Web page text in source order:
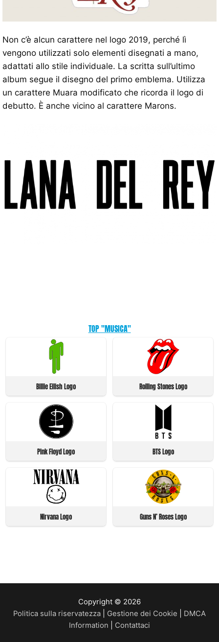
Non c’è alcun carattere nel logo 2019, perché lì
vengono utilizzati solo elementi disegnati a mano,
adattati allo stile individuale. La scritta sull’ultimo
album segue il disegno del primo emblema. Utilizza
un carattere Muara modificato che ricorda il logo di
debutto. È anche vicino al carattere Marons.
TOP "MUSICA"
Billie Eilish Logo Rolling Stones Logo
Pink Floyd Logo BTS Logo
Nirvana Logo Guns N’ Roses Logo
Copyright © 2026
Politica sulla riservatezza
Gestione dei Cookie
DMCA
Information
Contattaci